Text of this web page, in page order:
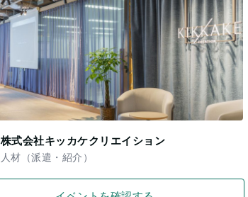
株式会社キッカケクリエイション
人材（派遣・紹介）